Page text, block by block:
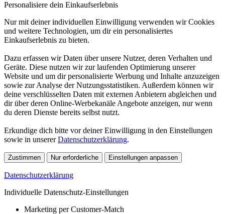
Personalisiere dein Einkaufserlebnis
Nur mit deiner individuellen Einwilligung verwenden wir Cookies
und weitere Technologien, um dir ein personalisiertes
Einkaufserlebnis zu bieten.
Dazu erfassen wir Daten über unsere Nutzer, deren Verhalten und
Geräte. Diese nutzen wir zur laufenden Optimierung unserer
Website und um dir personalisierte Werbung und Inhalte anzuzeigen
sowie zur Analyse der Nutzungsstatistiken. Außerdem können wir
deine verschlüsselten Daten mit externen Anbietern abgleichen und
dir über deren Online-Werbekanäle Angebote anzeigen, nur wenn
du deren Dienste bereits selbst nutzt.
Erkundige dich bitte vor deiner Einwilligung in den Einstellungen
sowie in unsererDatenschutzerklärung.
Zustimmen Nur erforderliche Einstellungen anpassen
Datenschutzerklärung
Individuelle Datenschutz-Einstellungen
Marketing per Customer-Match